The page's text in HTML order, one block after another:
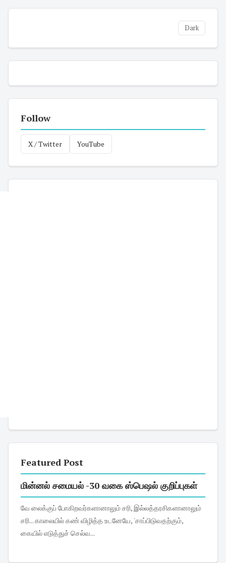
Dark
Follow
X / Twitter YouTube
Featured Post
மின்னல் சமையல் -30 வகை ஸ்பெஷல் குறிப்புகள்
வே லைக்குப் போகிறவர்களானாலும் சரி, இல்லத்தரசிகளானாலும்
சரி... காலையில் கண் விழித்த உடனேயே, 'சாப்பிடுவதற்கும்,
கையில் எடுத்துச் செல்வ...